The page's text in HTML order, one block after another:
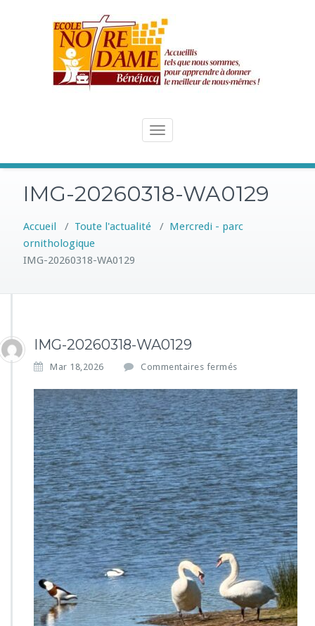
Toggle
IMG-20260318-WA0129
Accueil / Toute l'actualité / Mercredi - parc
ornithologique
IMG-20260318-WA0129
IMG-20260318-WA0129
Mar 18,2026 Commentaires fermés
r
I
M
G
-
2
0
2
6
0
3
1
8
-
W
A
0